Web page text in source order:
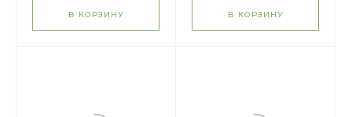
В КОРЗИНУ В КОРЗИНУ